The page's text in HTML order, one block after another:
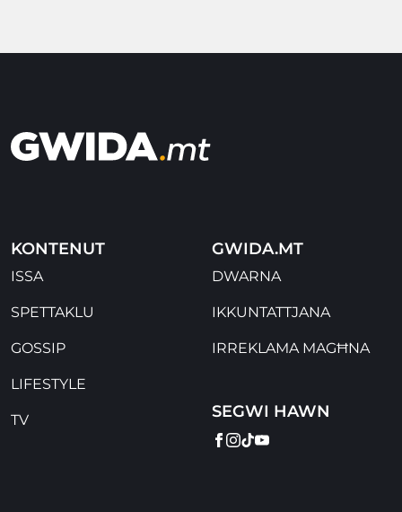
KONTENUT
ISSA
SPETTAKLU
GOSSIP
LIFESTYLE
TV
GWIDA.MT
DWARNA
IKKUNTATTJANA
IRREKLAMA MAGĦNA
SEGWI HAWN
FACEBOOK
INSTAGRAM
TIKTOK
YOUTUBE